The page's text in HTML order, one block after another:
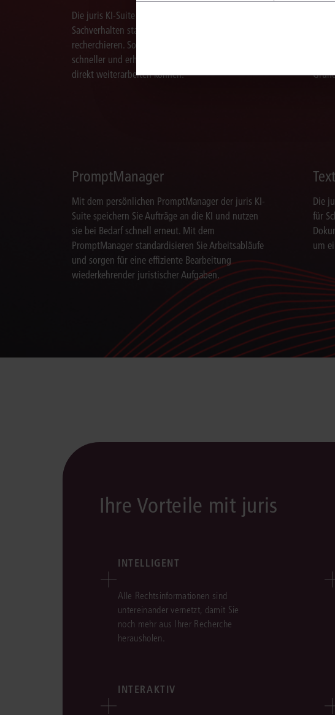
Die juris KI-Suite ermöglicht Ihnen, nach ganzen
Sachverhalten statt nur nach Stichworten zu
recherchieren. So finden Sie relevante Inhalte
schneller und erhalten Ergebnisse, mit denen Sie
direkt weiterarbeiten können.
Die
So
PromptManager
Mit dem persönlichen PromptManager der juris KI-
Suite speichern Sie Aufträge an die KI und nutzen
sie bei Bedarf schnell erneut. Mit dem
PromptManager standardisieren Sie Arbeitsabläufe
und sorgen für eine effiziente Bearbeitung
wiederkehrender juristischer Aufgaben.
Die
für
um
Ihre Vorteile mit juris
INTELLIGENT
Alle Rechtsinformationen sind
untereinander vernetzt, damit Sie
noch mehr aus Ihrer Recherche
herausholen.
INTERAKTIV